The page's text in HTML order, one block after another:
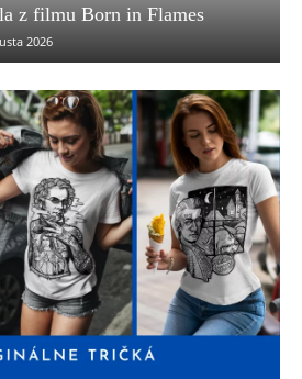
z filmu Born in Flames
2026